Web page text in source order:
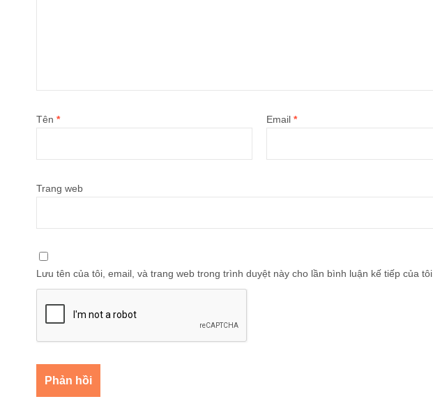
Tên * Email *
Trang web
Lưu tên của tôi, email, và trang web trong trình duyệt này cho lần bình luận kế tiếp của tôi.